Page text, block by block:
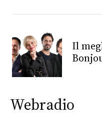
MONACO
RMC
CONSIGLIA
Il
Webradio